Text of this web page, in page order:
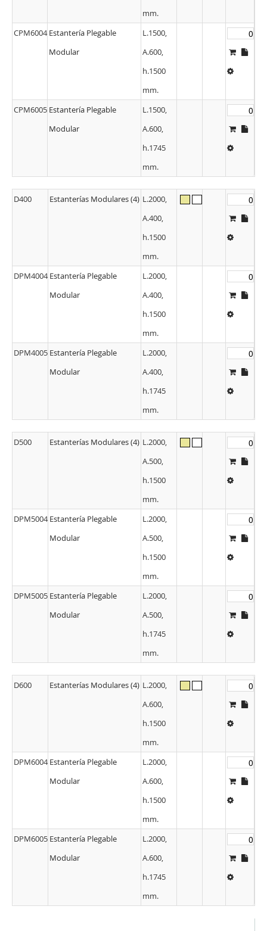
mm.
CPM6004 Estantería Plegable
Modular
L.1500,
A.600,
h.1500
mm.
CPM6005 Estantería Plegable
Modular
L.1500,
A.600,
h.1745
mm.
D400 Estanterías Modulares (4) L.2000,
A.400,
h.1500
mm.
DPM4004 Estantería Plegable
Modular
L.2000,
A.400,
h.1500
mm.
DPM4005 Estantería Plegable
Modular
L.2000,
A.400,
h.1745
mm.
D500 Estanterías Modulares (4) L.2000,
A.500,
h.1500
mm.
DPM5004 Estantería Plegable
Modular
L.2000,
A.500,
h.1500
mm.
DPM5005 Estantería Plegable
Modular
L.2000,
A.500,
h.1745
mm.
D600 Estanterías Modulares (4) L.2000,
A.600,
h.1500
mm.
DPM6004 Estantería Plegable
Modular
L.2000,
A.600,
h.1500
mm.
DPM6005 Estantería Plegable
Modular
L.2000,
A.600,
h.1745
mm.